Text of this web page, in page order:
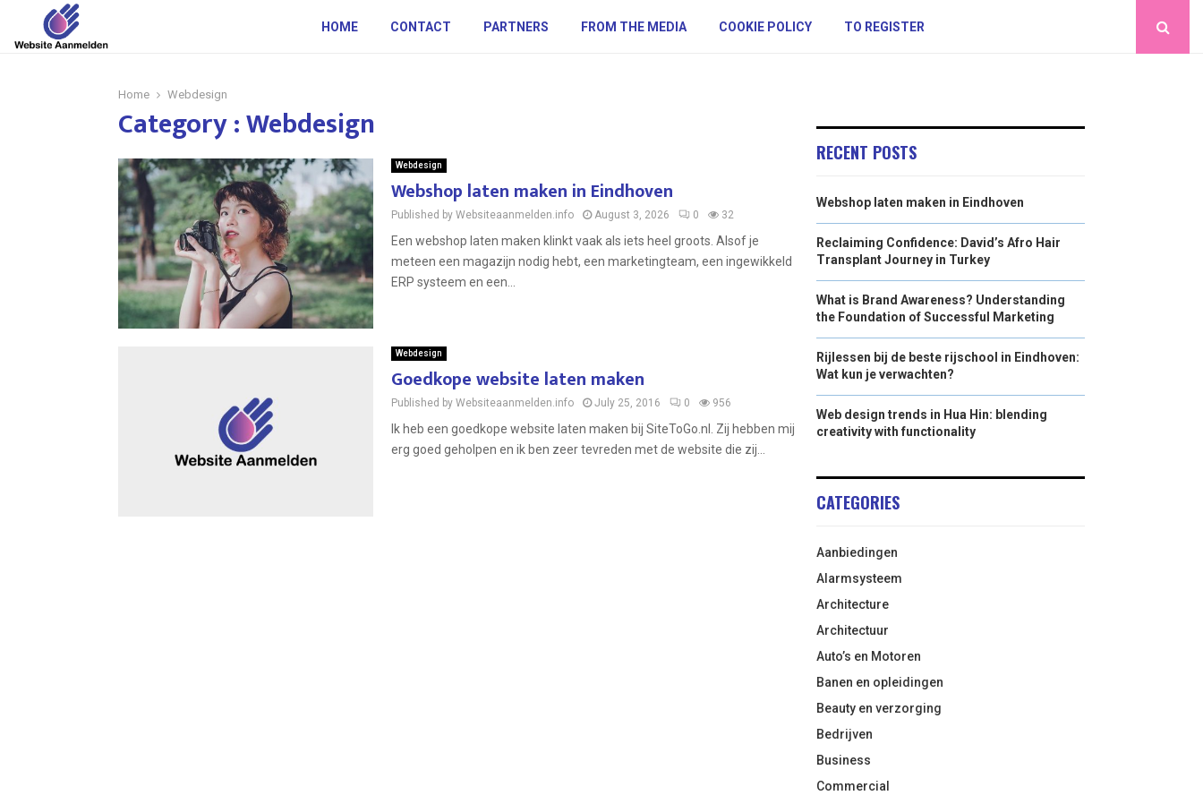
HOME CONTACT PARTNERS FROM THE MEDIA COOKIE POLICY TO REGISTER
Home Webdesign
Category : Webdesign
Webdesign
Webshop laten maken in Eindhoven
Published by Websiteaanmelden.info August 3, 2026 0 32
Een webshop laten maken klinkt vaak als iets heel groots. Alsof je
meteen een magazijn nodig hebt, een marketingteam, een ingewikkeld
ERP systeem en een...
Webdesign
Goedkope website laten maken
Published by Websiteaanmelden.info July 25, 2016 0 956
Ik heb een goedkope website laten maken bij SiteToGo.nl. Zij hebben mij
erg goed geholpen en ik ben zeer tevreden met de website die zij...
RECENT POSTS
Webshop laten maken in Eindhoven
Reclaiming Confidence: David’s Afro Hair
Transplant Journey in Turkey
What is Brand Awareness? Understanding
the Foundation of Successful Marketing
Rijlessen bij de beste rijschool in Eindhoven:
Wat kun je verwachten?
Web design trends in Hua Hin: blending
creativity with functionality
CATEGORIES
Aanbiedingen
Alarmsysteem
Architecture
Architectuur
Auto’s en Motoren
Banen en opleidingen
Beauty en verzorging
Bedrijven
Business
Commercial